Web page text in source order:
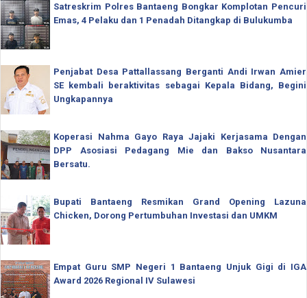
Satreskrim Polres Bantaeng Bongkar Komplotan Pencuri
Emas, 4 Pelaku dan 1 Penadah Ditangkap di Bulukumba
Penjabat Desa Pattallassang Berganti Andi Irwan Amier
SE kembali beraktivitas sebagai Kepala Bidang, Begini
Ungkapannya
Koperasi Nahma Gayo Raya Jajaki Kerjasama Dengan
DPP Asosiasi Pedagang Mie dan Bakso Nusantara
Bersatu.
Bupati Bantaeng Resmikan Grand Opening Lazuna
Chicken, Dorong Pertumbuhan Investasi dan UMKM
Empat Guru SMP Negeri 1 Bantaeng Unjuk Gigi di IGA
Award 2026 Regional IV Sulawesi